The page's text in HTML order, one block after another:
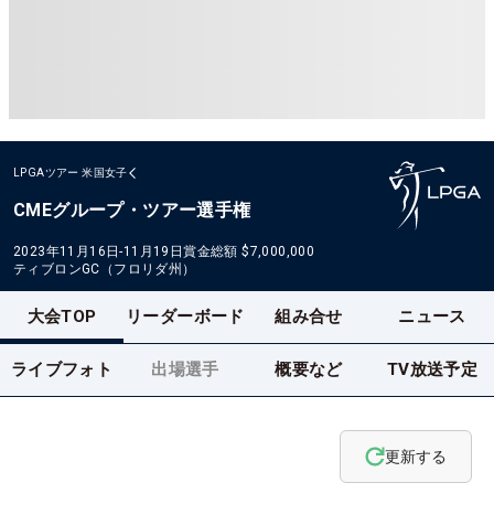
LPGAツアー 米国女子
CMEグループ・ツアー選手権
2023年11月16日-11月19日賞金総額 $7,000,000
ティブロンGC（フロリダ州）
大会TOP リーダーボード 組み合せ ニュース
ライブフォト 出場選手 概要など TV放送予定
更新する